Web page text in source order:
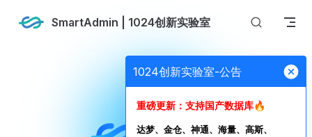
1024创新实验室-公告
重磅更新：支持国产数据库🔥
达梦、金仓、神通、海量、高斯、
Skip to contentSmartAdmin | 1024创新实验室